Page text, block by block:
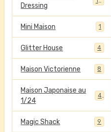
Dressing
Mini Maison 1
Glitter House 4
Maison Victorienne 8
Maison Japonaise au
1/24
4
Magic Shack 9